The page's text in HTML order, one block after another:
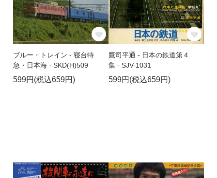
ブルー・トレイン - 寝台特
急・日本海 - SKD(H)509
599円(税込659円)
鷹司平通 - 日本の鉄道第４
集 - SJV-1031
599円(税込659円)